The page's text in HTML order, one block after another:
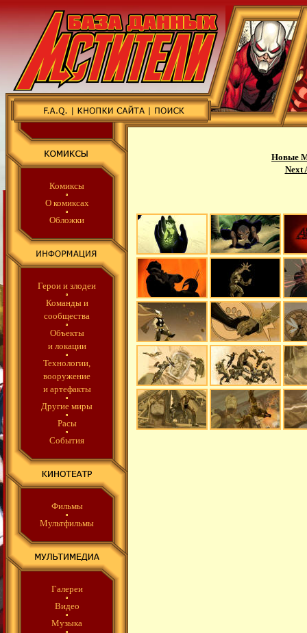
Комиксы
О комиксах
Обложки
Герои и злодеи
Команды и
сообщества
Объекты
и локации
Технологии,
вооружение
и артефакты
Другие миры
Расы
События
Фильмы
Мультфильмы
Галереи
Видео
Музыка
Новые
Next